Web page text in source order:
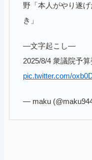
野「本人がやり遂
き」
—文字起こし—
2025/8/4 衆議院予
pic.twitter.com/
— maku